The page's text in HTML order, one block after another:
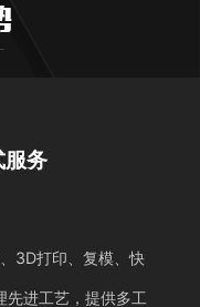
服务
3D打印、复模、快
先进工艺，提供多工